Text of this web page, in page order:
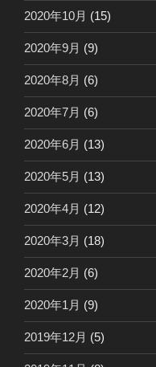
2020年10月 (15)
2020年9月 (9)
2020年8月 (6)
2020年7月 (6)
2020年6月 (13)
2020年5月 (13)
2020年4月 (12)
2020年3月 (18)
2020年2月 (6)
2020年1月 (9)
2019年12月 (5)